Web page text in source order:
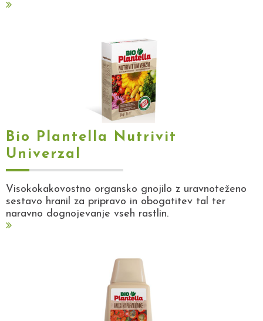
Bio Plantella Nutrivit
Univerzal
Visokokakovostno organsko gnojilo z uravnoteženo
sestavo hranil za pripravo in obogatitev tal ter
naravno dognojevanje vseh rastlin.